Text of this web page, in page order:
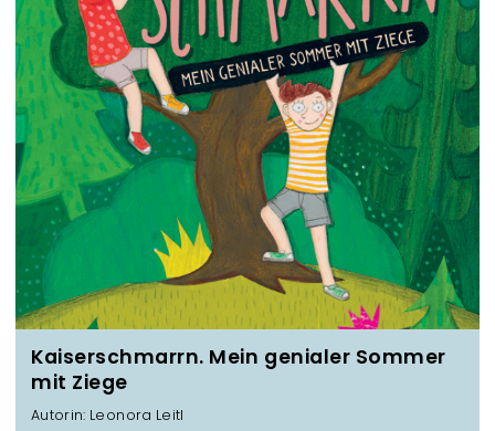
Kaiserschmarrn. Mein genialer Sommer
mit Ziege
Autorin: Leonora Leitl